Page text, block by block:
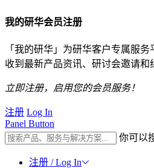
我的研华会员注册
「我的研华」为研华客户专属服
收到最新产品资讯、研讨会邀请和
立即注册，启用您的会员服务！
注册 Log In
Panel Button
你可以
注册 / Log In